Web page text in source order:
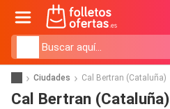
Ciudades Cal Bertran (Cataluña)
Cal Bertran (Cataluña)